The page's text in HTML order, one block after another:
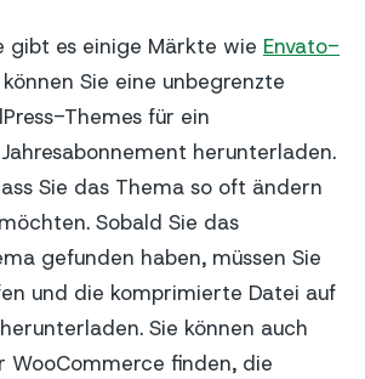
gibt es einige Märkte wie Envato-
Sie eine unbegrenzte
Themes für ein
herunterladen.
Sie das Thema so oft ändern
Sobald Sie das
gefunden haben, müssen Sie
und die komprimierte Datei auf
Sie können auch
WooCommerce finden, die